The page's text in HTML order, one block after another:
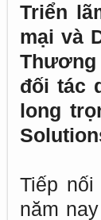
Triển
mại và
Thương
đối tác
long
Tiếp
năm